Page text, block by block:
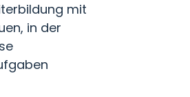
mit
in der